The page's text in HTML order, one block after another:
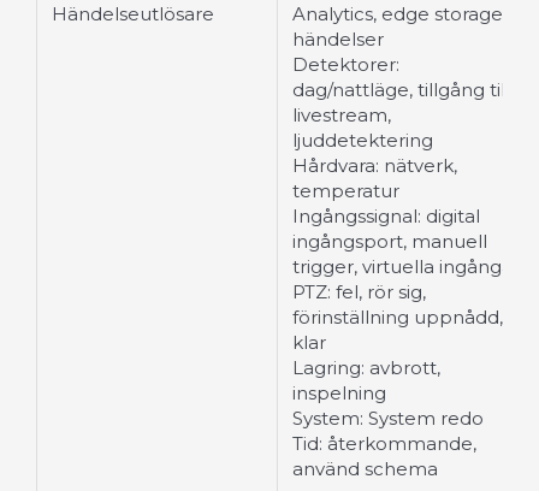
Händelseutlösare
Analytics, edge storage-
händelser
Detektorer:
dag/nattläge, tillgång till
livestream,
ljuddetektering
Hårdvara: nätverk,
temperatur
Ingångssignal: digital
ingångsport, manuell
trigger, virtuella ingångar
PTZ: fel, rör sig,
förinställning uppnådd,
klar
Lagring: avbrott,
inspelning
System: System redo
Tid: återkommande,
använd schema